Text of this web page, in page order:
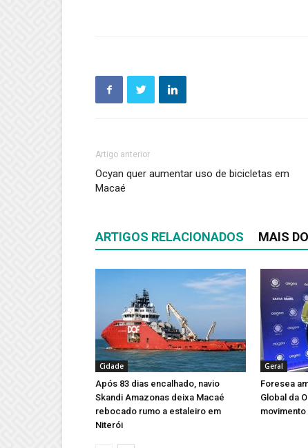
Artigo anterior
Ocyan quer aumentar uso de bicicletas em
Macaé
ARTIGOS RELACIONADOS MAIS
Cidade
Após 83 dias encalhado, navio
Skandi Amazonas deixa Macaé
rebocado rumo a estaleiro em
Niterói
Geral
Foresea
Global da
movimento